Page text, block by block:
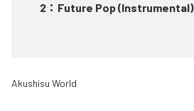
2 ： Future Pop (Instrumental)
Akushisu World